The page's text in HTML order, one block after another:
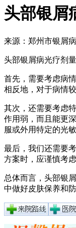
头部银屑
来源：郑州市银屑
头部银屑病光疗剂
首先，需要考虑病
相反地，对于病情
其次，还需要考虑
作用弱，而且能更
服或外用特定的光
最后，我们还需要
方案时，应谨慎考
总体而言，头部银
中做好皮肤保养和